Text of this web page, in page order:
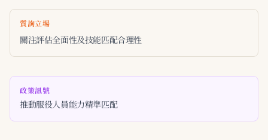
質詢立場
關注評估全面性及技能匹配合理性
政策訊號
推動服役人員能力精準匹配